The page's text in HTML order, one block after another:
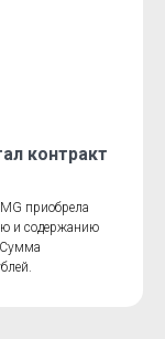
контракт
приобрела
и содержанию
Сумма